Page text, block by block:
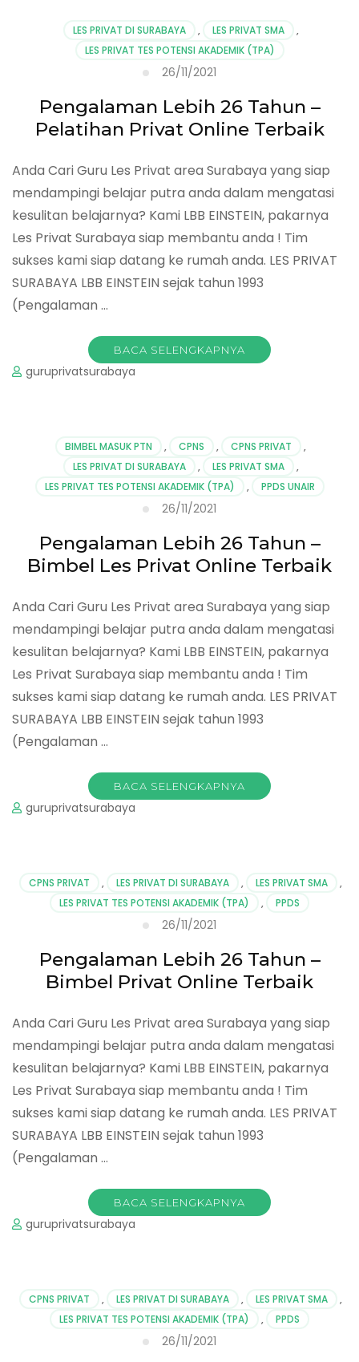
LES PRIVAT DI SURABAYA , LES PRIVAT SMA
,
LES PRIVAT TES POTENSI AKADEMIK (TPA)
26/11/2021
Pengalaman Lebih 26 Tahun –
Pelatihan Privat Online Terbaik
Anda Cari Guru Les Privat area Surabaya yang siap
mendampingi belajar putra anda dalam mengatasi
kesulitan belajarnya? Kami LBB EINSTEIN, pakarnya
Les Privat Surabaya siap membantu anda ! Tim
sukses kami siap datang ke rumah anda. LES PRIVAT
SURABAYA LBB EINSTEIN sejak tahun 1993
(Pengalaman …
BACA SELENGKAPNYA
guruprivatsurabaya
BIMBEL MASUK PTN , CPNS , CPNS PRIVAT
,
LES PRIVAT DI SURABAYA
, LES PRIVAT SMA
,
LES PRIVAT TES POTENSI AKADEMIK (TPA)
, PPDS UNAIR
26/11/2021
Pengalaman Lebih 26 Tahun –
Bimbel Les Privat Online Terbaik
Anda Cari Guru Les Privat area Surabaya yang siap
mendampingi belajar putra anda dalam mengatasi
kesulitan belajarnya? Kami LBB EINSTEIN, pakarnya
Les Privat Surabaya siap membantu anda ! Tim
sukses kami siap datang ke rumah anda. LES PRIVAT
SURABAYA LBB EINSTEIN sejak tahun 1993
(Pengalaman …
BACA SELENGKAPNYA
guruprivatsurabaya
CPNS PRIVAT , LES PRIVAT DI SURABAYA , LES PRIVAT SMA
,
LES PRIVAT TES POTENSI AKADEMIK (TPA)
, PPDS
26/11/2021
Pengalaman Lebih 26 Tahun –
Bimbel Privat Online Terbaik
Anda Cari Guru Les Privat area Surabaya yang siap
mendampingi belajar putra anda dalam mengatasi
kesulitan belajarnya? Kami LBB EINSTEIN, pakarnya
Les Privat Surabaya siap membantu anda ! Tim
sukses kami siap datang ke rumah anda. LES PRIVAT
SURABAYA LBB EINSTEIN sejak tahun 1993
(Pengalaman …
BACA SELENGKAPNYA
guruprivatsurabaya
CPNS PRIVAT , LES PRIVAT DI SURABAYA , LES PRIVAT SMA
,
LES PRIVAT TES POTENSI AKADEMIK (TPA)
, PPDS
26/11/2021